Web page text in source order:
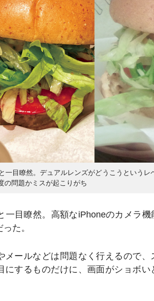
一目瞭然。デュアルレンズがどうこうというレ
の問題かミスが起こりがち
目瞭然。高額なiPhoneのカメラ機
た。
ールなどは問題なく行えるので、
にするものだけに、画面がショボ